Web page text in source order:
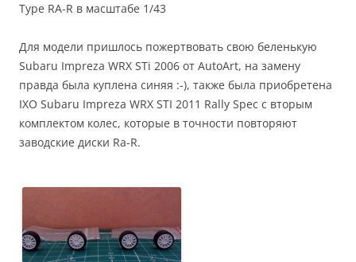
Type RA-R в масштабе 1/43
Для модели пришлось пожертвовать свою беленькую
Subaru Impreza WRX STi 2006 от AutoArt, на замену
правда была куплена синяя :-), также была приобретена
IXO Subaru Impreza WRX STI 2011 Rally Spec с вторым
комплектом колес, которые в точности повторяют
заводские диски Ra-R.